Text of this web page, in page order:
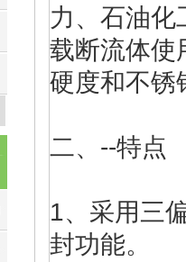
力、石油化
载断流体使
硬度和不锈
二、--特点
1、采用三
封功能。